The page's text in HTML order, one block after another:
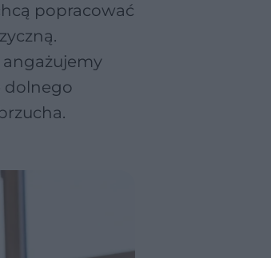
popracować
dolnego